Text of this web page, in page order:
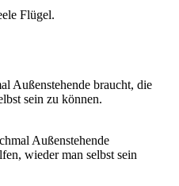
Flügel.
Außenstehende
wieder man selbst sein